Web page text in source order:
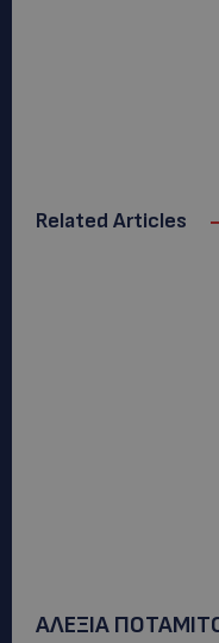
Related Articles
ΑΛΕΞΙΑ